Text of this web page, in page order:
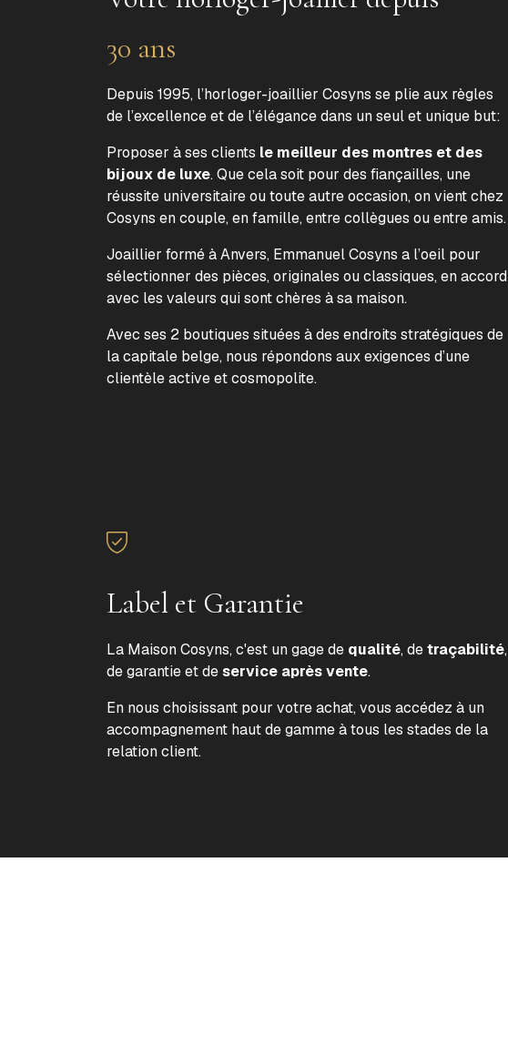
30 ans
Depuis 1995, l’horloger-joaillier Cosyns se plie aux règles
de l’excellence et de l’élégance dans un seul et unique but:
Proposer à ses clients le meilleur des montres et des
bijoux de luxe. Que cela soit pour des fiançailles, une
réussite universitaire ou toute autre occasion, on vient chez
Cosyns en couple, en famille, entre collègues ou entre amis.
Joaillier formé à Anvers, Emmanuel Cosyns a l’oeil pour
sélectionner des pièces, originales ou classiques, en accord
avec les valeurs qui sont chères à sa maison.
Avec ses 2 boutiques situées à des endroits stratégiques de
la capitale belge, nous répondons aux exigences d’une
clientèle active et cosmopolite.
Label et Garantie
La Maison Cosyns, c'est un gage de qualité, detraçabilité,
de garantie et deservice après vente.
En nous choisissant pour votre achat, vous accédez à un
accompagnement haut de gamme à tous les stades de la
relation client.